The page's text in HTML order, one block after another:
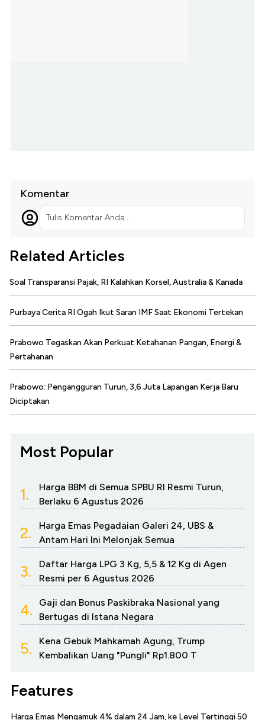
Komentar
Tulis Komentar Anda...
Related Articles
Soal Transparansi Pajak, RI Kalahkan Korsel, Australia & Kanada
Purbaya Cerita RI Ogah Ikut Saran IMF Saat Ekonomi Tertekan
Prabowo Tegaskan Akan Perkuat Ketahanan Pangan, Energi &
Pertahanan
Prabowo: Pengangguran Turun, 3,6 Juta Lapangan Kerja Baru
Diciptakan
Most Popular
1.
Harga BBM di Semua SPBU RI Resmi Turun,
Berlaku 6 Agustus 2026
2.
Harga Emas Pegadaian Galeri 24, UBS &
Antam Hari Ini Melonjak Semua
3.
Daftar Harga LPG 3 Kg, 5,5 & 12 Kg di Agen
Resmi per 6 Agustus 2026
4.
Gaji dan Bonus Paskibraka Nasional yang
Bertugas di Istana Negara
5.
Kena Gebuk Mahkamah Agung, Trump
Kembalikan Uang "Pungli" Rp1.800 T
Features
Harga Emas Mengamuk 4% dalam 24 Jam, ke Level Tertinggi 50